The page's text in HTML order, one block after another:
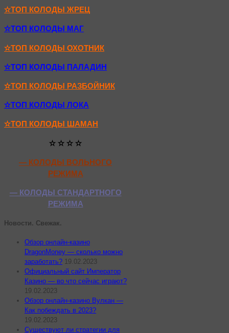
✫ТОП КОЛОДЫ ЖРЕЦ
✫ТОП КОЛОДЫ МАГ
✫ТОП КОЛОДЫ ОХОТНИК
✫ТОП КОЛОДЫ ПАЛАДИН
✫ТОП КОЛОДЫ РАЗБОЙНИК
✫ТОП КОЛОДЫ ЛОКА
✫ТОП КОЛОДЫ ШАМАН
✫ ✫ ✫ ✫
— КОЛОДЫ ВОЛЬНОГО
РЕЖИМА
— КОЛОДЫ СТАНДАРТНОГО
РЕЖИМА
Новости. Свежак.
Обзор онлайн-казино
DragonMoney — сколько можно
заработать? 19.02.2023
Официальный сайт Император
Казино — во что сейчас играют?
19.02.2023
Обзор онлайн-казино Вулкан —
Как побеждать в 2023?
19.02.2023
Существуют ли стратегии для